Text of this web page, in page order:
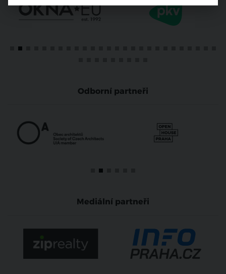
Odborní partneři
Mediální partneři